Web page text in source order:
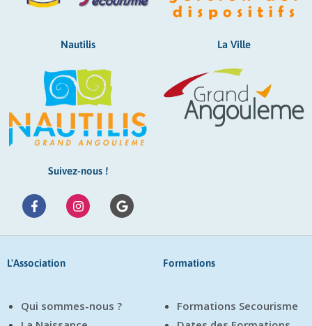
Nautilis La Ville
Suivez-nous !
L'Association
Qui sommes-nous ?
Formations
Formations Secourisme